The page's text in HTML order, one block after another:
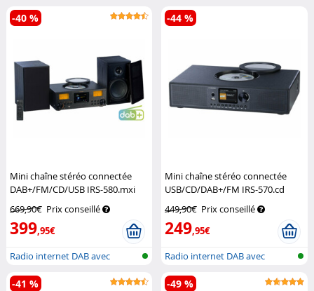
et bl...
lecteur CD...
Mini chaîne stéréo connectée
DAB+/FM/CD/USB IRS-580.mxi
VR-Radio
669,90€ Prix conseillé
399,95€
-40 %
Radio internet DAB avec
lecteur CD...
Mini chaîne stéréo connectée
USB/CD/DAB+/FM IRS-570.cd
VR-Radio
449,90€ Prix conseillé
249,95€
-44 %
Radio internet DAB avec
lecteur CD...
-41 % -49 %